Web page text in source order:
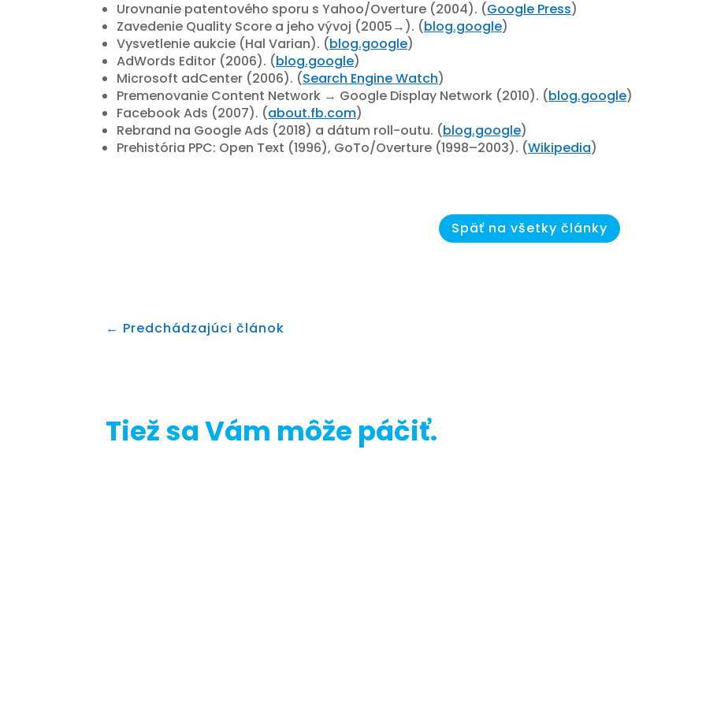
Urovnanie patentového sporu s Yahoo/Overture (2004). (Google Press)
Zavedenie Quality Score a jeho vývoj (2005→). (blog.google)
Vysvetlenie aukcie (Hal Varian). (blog.google)
AdWords Editor (2006). (blog.google)
Microsoft adCenter (2006). (Search Engine Watch)
Premenovanie Content Network → Google Display Network (2010). (blog.google)
Facebook Ads (2007). (about.fb.com)
Rebrand na Google Ads (2018) a dátum roll-outu. (blog.google)
Prehistória PPC: Open Text (1996), GoTo/Overture (1998–2003). (Wikipedia)
Späť na všetky články
← Predchádzajúci článok
Tiež sa Vám môže páčiť.